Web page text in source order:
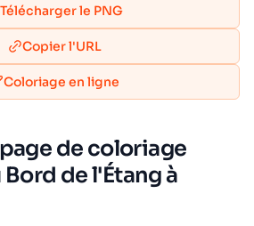
Télécharger le PNG
Copier l'URL
Coloriage en ligne
de coloriage
de l'Étang à